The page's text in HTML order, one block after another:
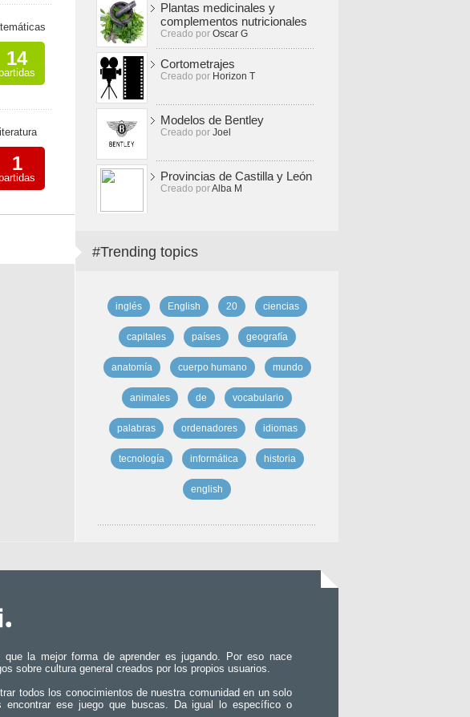
14
1
Plantas medicinales y
complementos nutricionales
Creado por Oscar G
Cortometrajes
Creado por Horizon T
Modelos de Bentley
Creado por Joel
Provincias de Castilla y León
Creado porAlba M
#Trending topics
inglés English 20 ciencias
capitales países geografía
anatomía cuerpo humano mundo
animales de vocabulario
palabras ordenadores idiomas
tecnología informática historia
english
que la mejor forma de aprender es jugando. Por eso nace
sobre cultura general creados por los propios usuarios.
todos los conocimientos de nuestra comunidad en un solo
encontrar ese juego que buscas. Da igual lo específico o